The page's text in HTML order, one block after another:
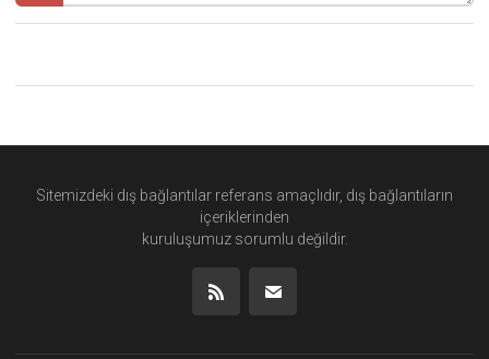
Sitemizdeki dış bağlantılar referans amaçlıdır, dış bağlantıların
içeriklerinden
kuruluşumuz sorumlu değildir.